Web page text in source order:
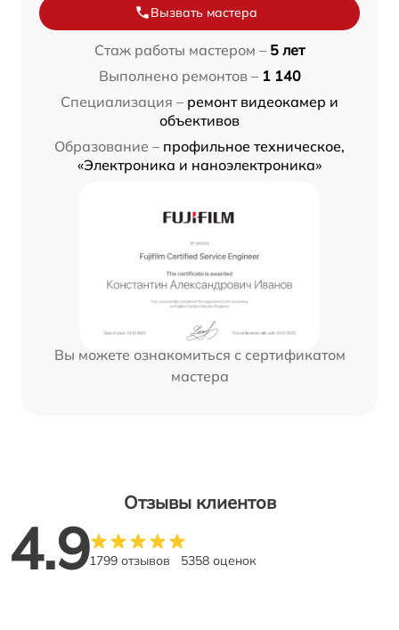
Вызвать мастера
Стаж работы мастером – 5 лет
Выполнено ремонтов – 1 140
Специализация – ремонт видеокамер и
объективов
Образование – профильное техническое,
«Электроника и наноэлектроника»
Вы можете ознакомиться с сертификатом
мастера
Отзывы клиентов
4.91799 отзывов 5358 оценок